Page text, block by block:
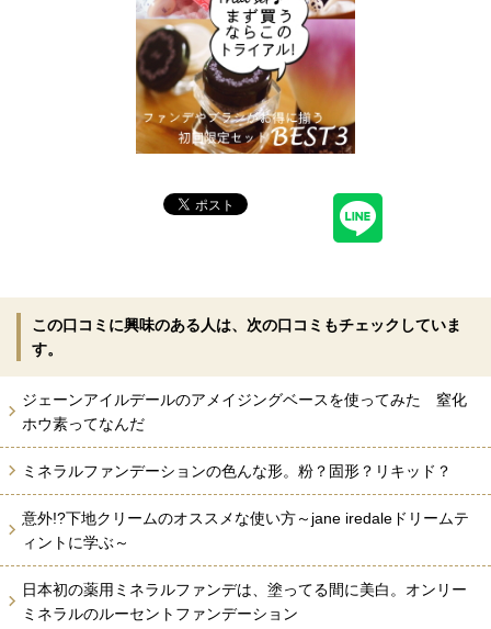
この口コミに興味のある人は、次の口コミもチェックしていま
す。
ジェーンアイルデールのアメイジングベースを使ってみた 窒化
ホウ素ってなんだ
ミネラルファンデーションの色んな形。粉？固形？リキッド？
意外!?下地クリームのオススメな使い方～jane iredaleドリームテ
ィントに学ぶ～
日本初の薬用ミネラルファンデは、塗ってる間に美白。オンリー
ミネラルのルーセントファンデーション